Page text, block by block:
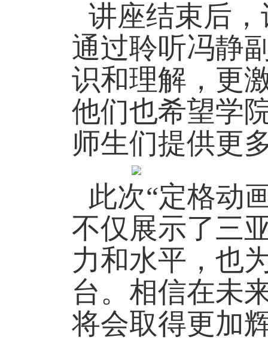
讲座结束后
通过聆听冯静
识和理解，更
他们也希望学
师生们提供更
此次“定格动
不仅展示了三
力和水平，也
台。相信在未
将会取得更加